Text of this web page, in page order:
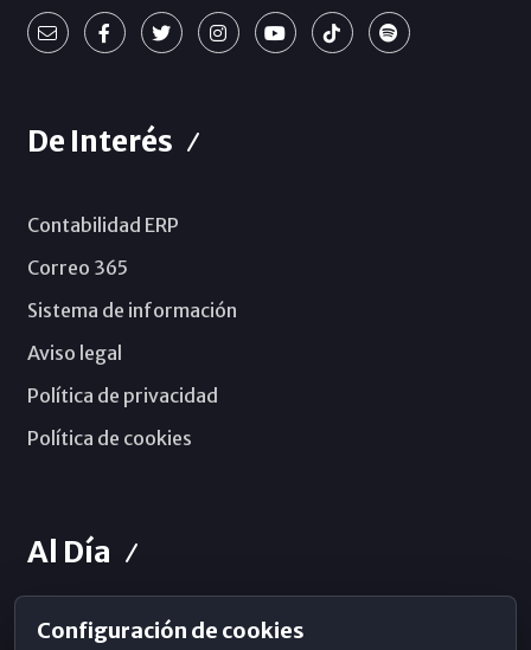
De Interés
Contabilidad ERP
Correo 365
Sistema de información
Aviso legal
Política de privacidad
Política de cookies
Al Día
Horarios de Misa
Configuración de cookies